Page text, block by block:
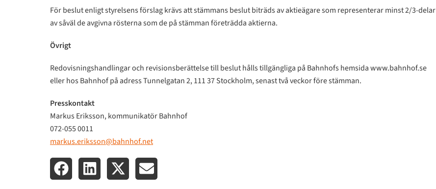
För beslut enligt styrelsens förslag krävs att stämmans beslut biträds av aktieägare som representerar minst 2/3-delar
av såväl de avgivna rösterna som de på stämman företrädda aktierna.
Övrigt
Redovisningshandlingar och revisionsberättelse till beslut hålls tillgängliga på Bahnhofs hemsida www.bahnhof.se
eller hos Bahnhof på adress Tunnelgatan 2, 111 37 Stockholm, senast två veckor före stämman.
Presskontakt
Markus Eriksson, kommunikatör Bahnhof
072-055 0011
markus.eriksson@bahnhof.net